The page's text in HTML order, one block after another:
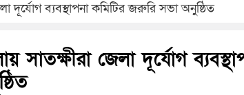
দূর্যোগ ব্যবস্থাপনা কমিটির জরুরি সভা অনুষ্ঠিত
সাতক্ষীরা জেলা দূর্যোগ